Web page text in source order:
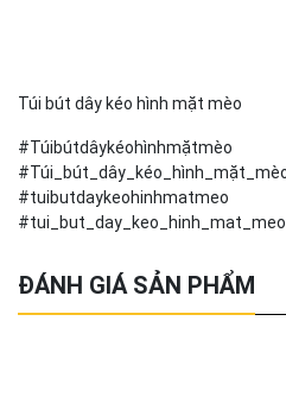
Túi bút dây kéo hình mặt mèo
#Túibútdâykéohìnhmặtmèo
#tuibutdaykeohinhmatmeo
#tui_but_day_keo_hinh_mat_meo
ĐÁNH GIÁ SẢN PHẨM